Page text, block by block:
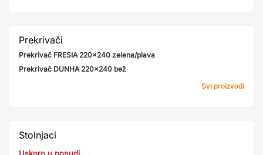
Prekrivači
Prekrivač FRESIA 220x240 zelena/plava
Prekrivač DUNHA 220x240 bež
Svi proizvodi
Stolnjaci